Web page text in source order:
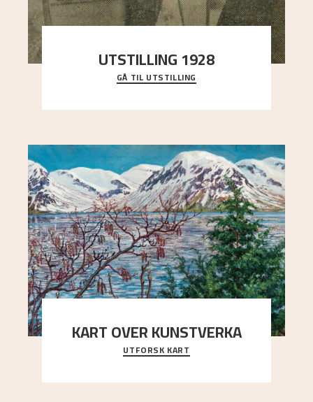
UTSTILLING 1928
Då Astrup døydde i 1928, tok vennene Moritz
Kaland og Simon Thorbjørnsen initiativ til å
GÅ TIL UTSTILLING
KART OVER KUNSTVERKA
Utforsk stedene og utsiktene i Astrups malerier
UTFORSK KART